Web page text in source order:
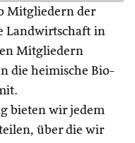
Mitgliedern der
Landwirtschaft in
Mitgliedern
die heimische Bio-
bieten wir jedem
über die wir